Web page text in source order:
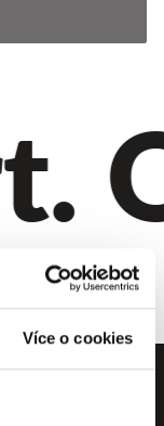
Více o cookies